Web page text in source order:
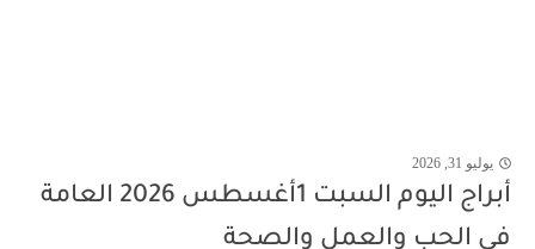
يوليو 31, 2026
أبراج اليوم السبت 1أغسطس 2026 العامة
في الحب والعمل والصحة